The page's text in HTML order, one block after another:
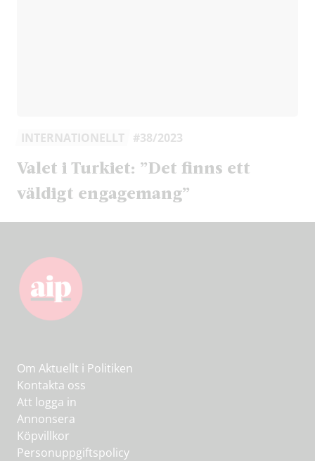
INTERNATIONELLT #38/2023
Valet i Turkiet: ”Det finns ett
väldigt engagemang”
Om Aktuellt i Politiken
Kontakta oss
Att logga in
Annonsera
Köpvillkor
Personuppgiftspolicy